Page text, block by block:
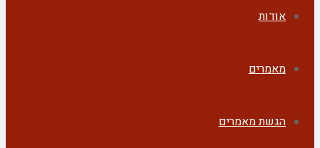
אודות
מאמרים
הגשת מאמרים